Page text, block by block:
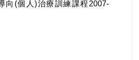
向(個人)治療訓練課程2007-